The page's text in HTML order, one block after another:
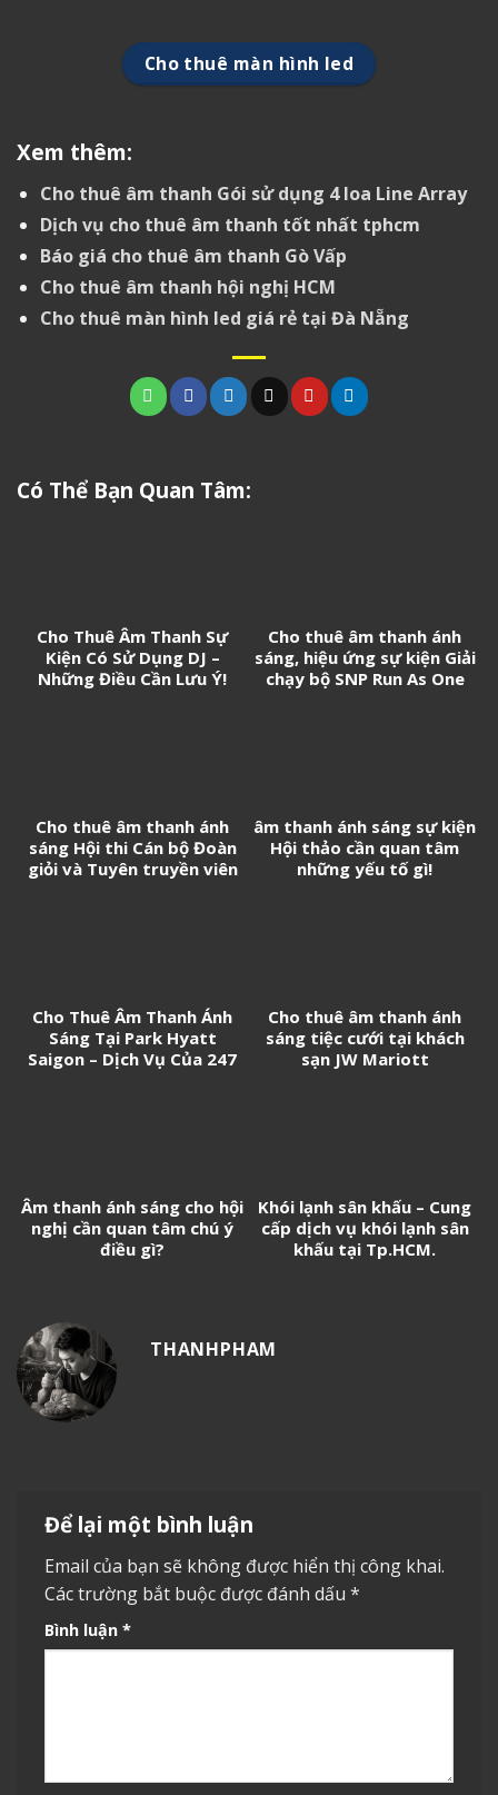
Cho thuê màn hình led
Xem thêm:
Cho thuê âm thanh Gói sử dụng 4 loa Line Array
Dịch vụ cho thuê âm thanh tốt nhất tphcm
Báo giá cho thuê âm thanh Gò Vấp
Cho thuê âm thanh hội nghị HCM
Cho thuê màn hình led giá rẻ tại Đà Nẵng
Có Thể Bạn Quan Tâm:
Cho Thuê Âm Thanh Sự
Kiện Có Sử Dụng DJ –
Những Điều Cần Lưu Ý!
Cho thuê âm thanh ánh
sáng, hiệu ứng sự kiện Giải
chạy bộ SNP Run As One
Cho thuê âm thanh ánh
sáng Hội thi Cán bộ Đoàn
giỏi và Tuyên truyền viên
âm thanh ánh sáng sự kiện
Hội thảo cần quan tâm
những yếu tố gì!
Cho Thuê Âm Thanh Ánh
Sáng Tại Park Hyatt
Saigon – Dịch Vụ Của 247
Cho thuê âm thanh ánh
sáng tiệc cưới tại khách
sạn JW Mariott
Âm thanh ánh sáng cho hội
nghị cần quan tâm chú ý
điều gì?
Khói lạnh sân khấu – Cung
cấp dịch vụ khói lạnh sân
khấu tại Tp.HCM.
THANHPHAM
Để lại một bình luận
Email của bạn sẽ không được hiển thị công khai.
Các trường bắt buộc được đánh dấu *
Bình luận *